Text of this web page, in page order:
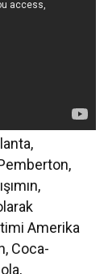
Amerika
Coca-